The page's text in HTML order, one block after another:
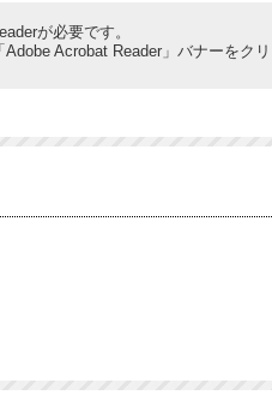
が必要です。
Acrobat Reader」バナーをク